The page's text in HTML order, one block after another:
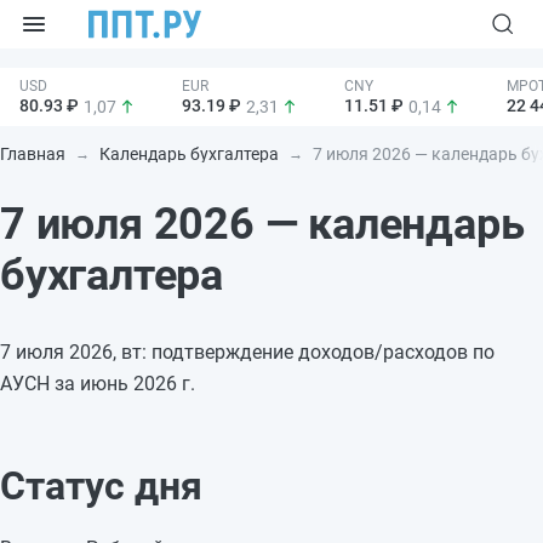
80.93 ₽ 1,07 93.19 ₽ 2,31 11.51 ₽ 0,14 22
Главная Календарь бухгалтера 7 июля 2026 — календарь
7 июля 2026 — календарь
бухгалтера
7 июля 2026, вт: подтверждение доходов/расходов по
АУСН за июнь 2026 г.
Статус дня